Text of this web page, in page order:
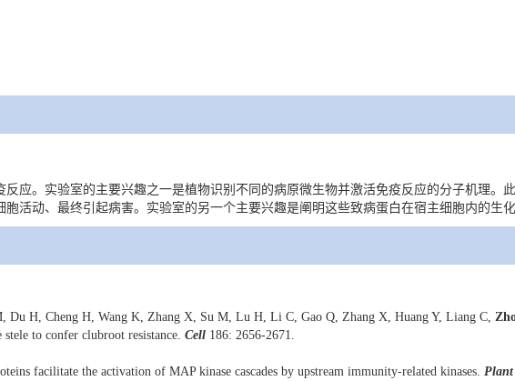
。实验室的主要兴趣之一是植物识别不同的病原微生物并激活免疫反应的分子机理。
活动、最终引起病害。实验室的另一个主要兴趣是阐明这些致病蛋白在宿主细胞内的生化
H, Cheng H, Wang K, Zhang X, Su M, Lu H, Li C, Gao Q, Zhang X, Huang Y, Liang C,
to confer clubroot resistance. Cell 186: 2656-2671.
facilitate the activation of MAP kinase cascades by upstream immunity-related kinases.